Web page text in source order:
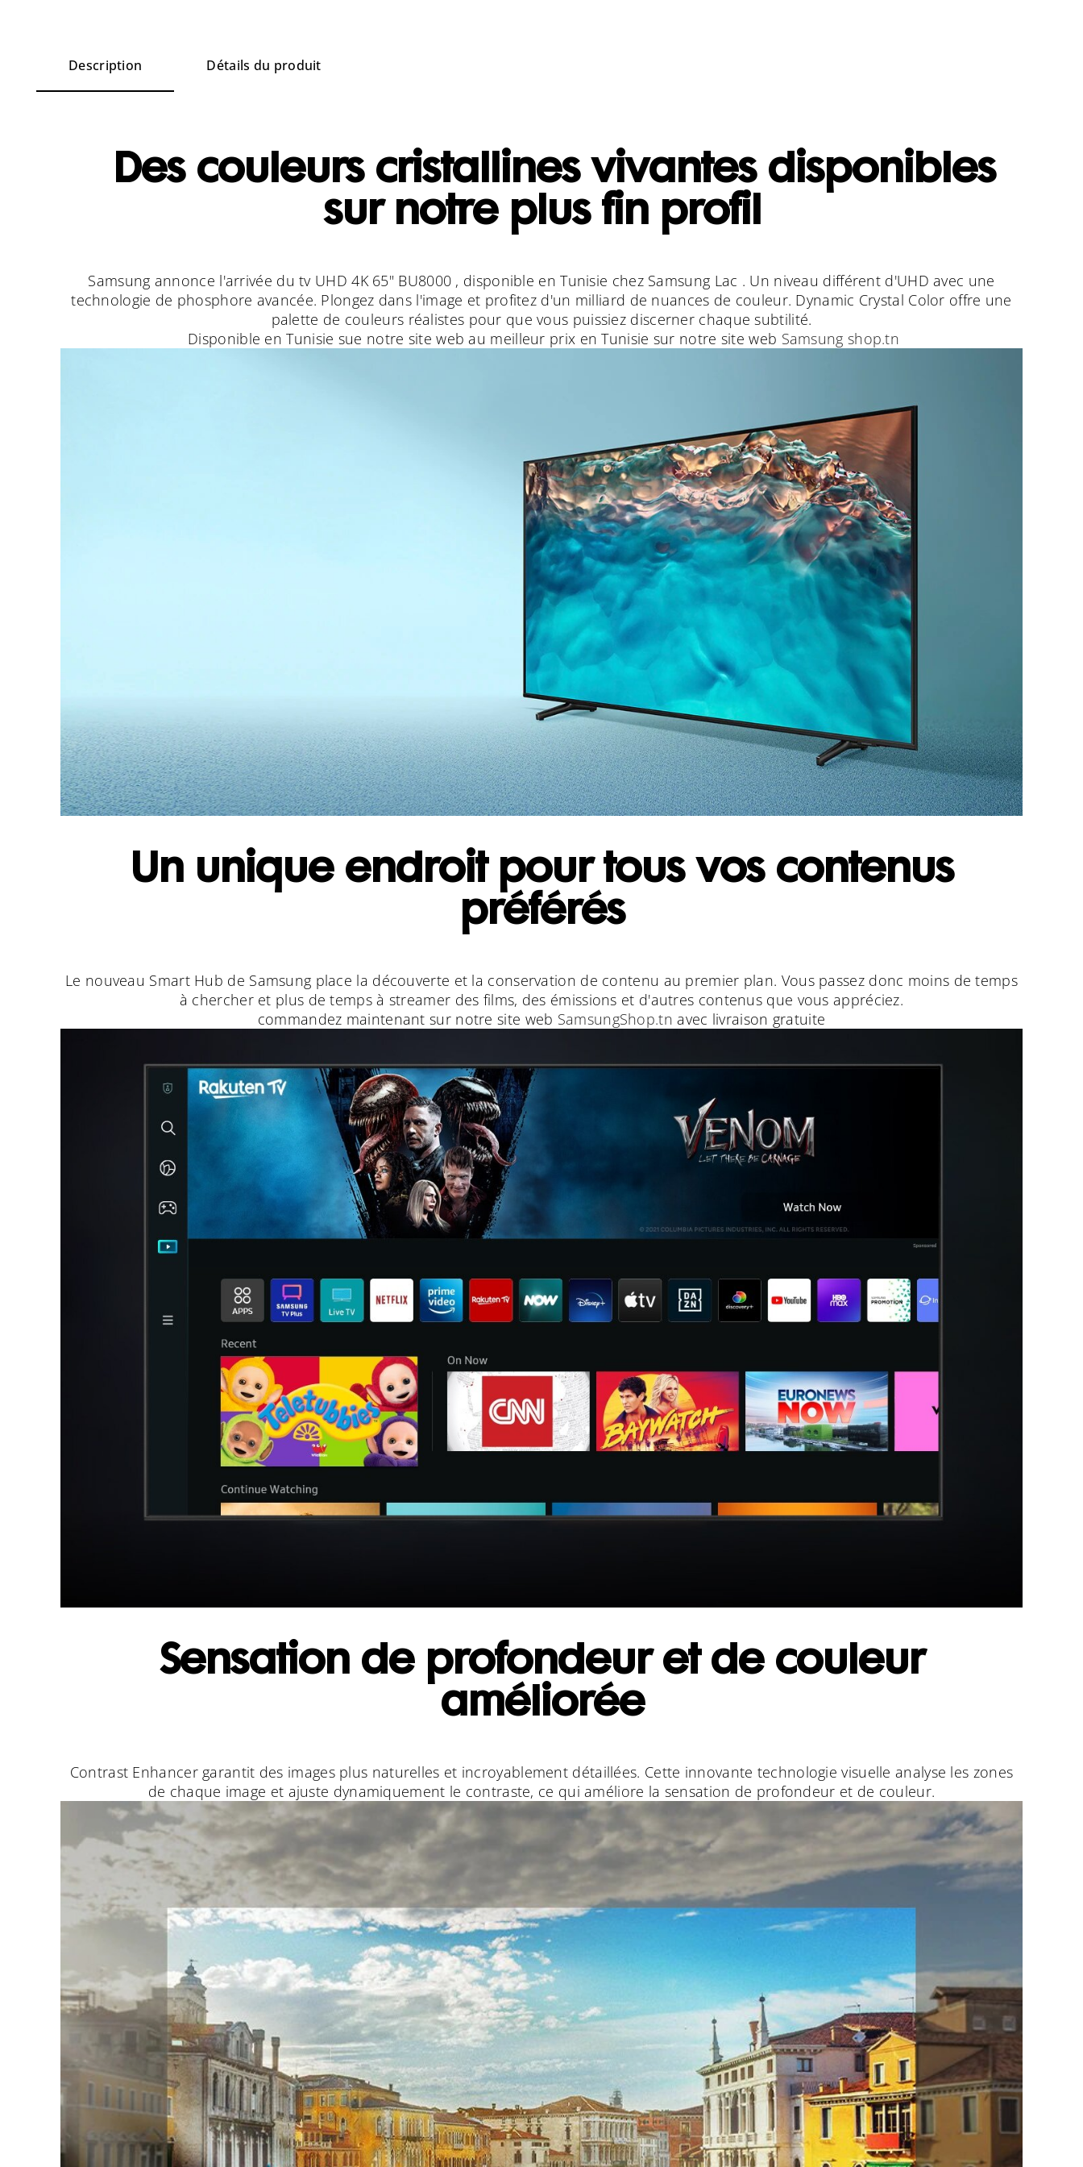
Description Détails du produit
Des couleurs cristallines vivantes disponibles
sur notre plus fin profil
Samsung annonce l'arrivée du tv UHD 4K 65" BU8000 , disponible en Tunisie chez Samsung Lac . Un niveau différent d'UHD avec une
technologie de phosphore avancée. Plongez dans l'image et profitez d'un milliard de nuances de couleur. Dynamic Crystal Color offre une
palette de couleurs réalistes pour que vous puissiez discerner chaque subtilité.
Disponible en Tunisie sue notre site web au meilleur prix en Tunisie sur notre site web Samsung shop.tn
Un unique endroit pour tous vos contenus
préférés
Le nouveau Smart Hub de Samsung place la découverte et la conservation de contenu au premier plan. Vous passez donc moins de temps
à chercher et plus de temps à streamer des films, des émissions et d'autres contenus que vous appréciez.
commandez maintenant sur notre site web SamsungShop.tnavec livraison gratuite
Sensation de profondeur et de couleur
améliorée
Contrast Enhancer garantit des images plus naturelles et incroyablement détaillées. Cette innovante technologie visuelle analyse les zones
de chaque image et ajuste dynamiquement le contraste, ce qui améliore la sensation de profondeur et de couleur.